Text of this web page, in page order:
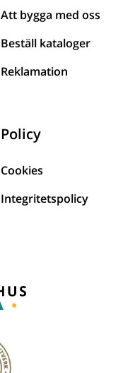
Att bygga med oss
Beställ kataloger
Reklamation
Policy
Cookies
Integritetspolicy